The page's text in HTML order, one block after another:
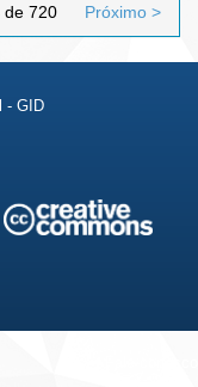
de 720 Próximo >
- GID